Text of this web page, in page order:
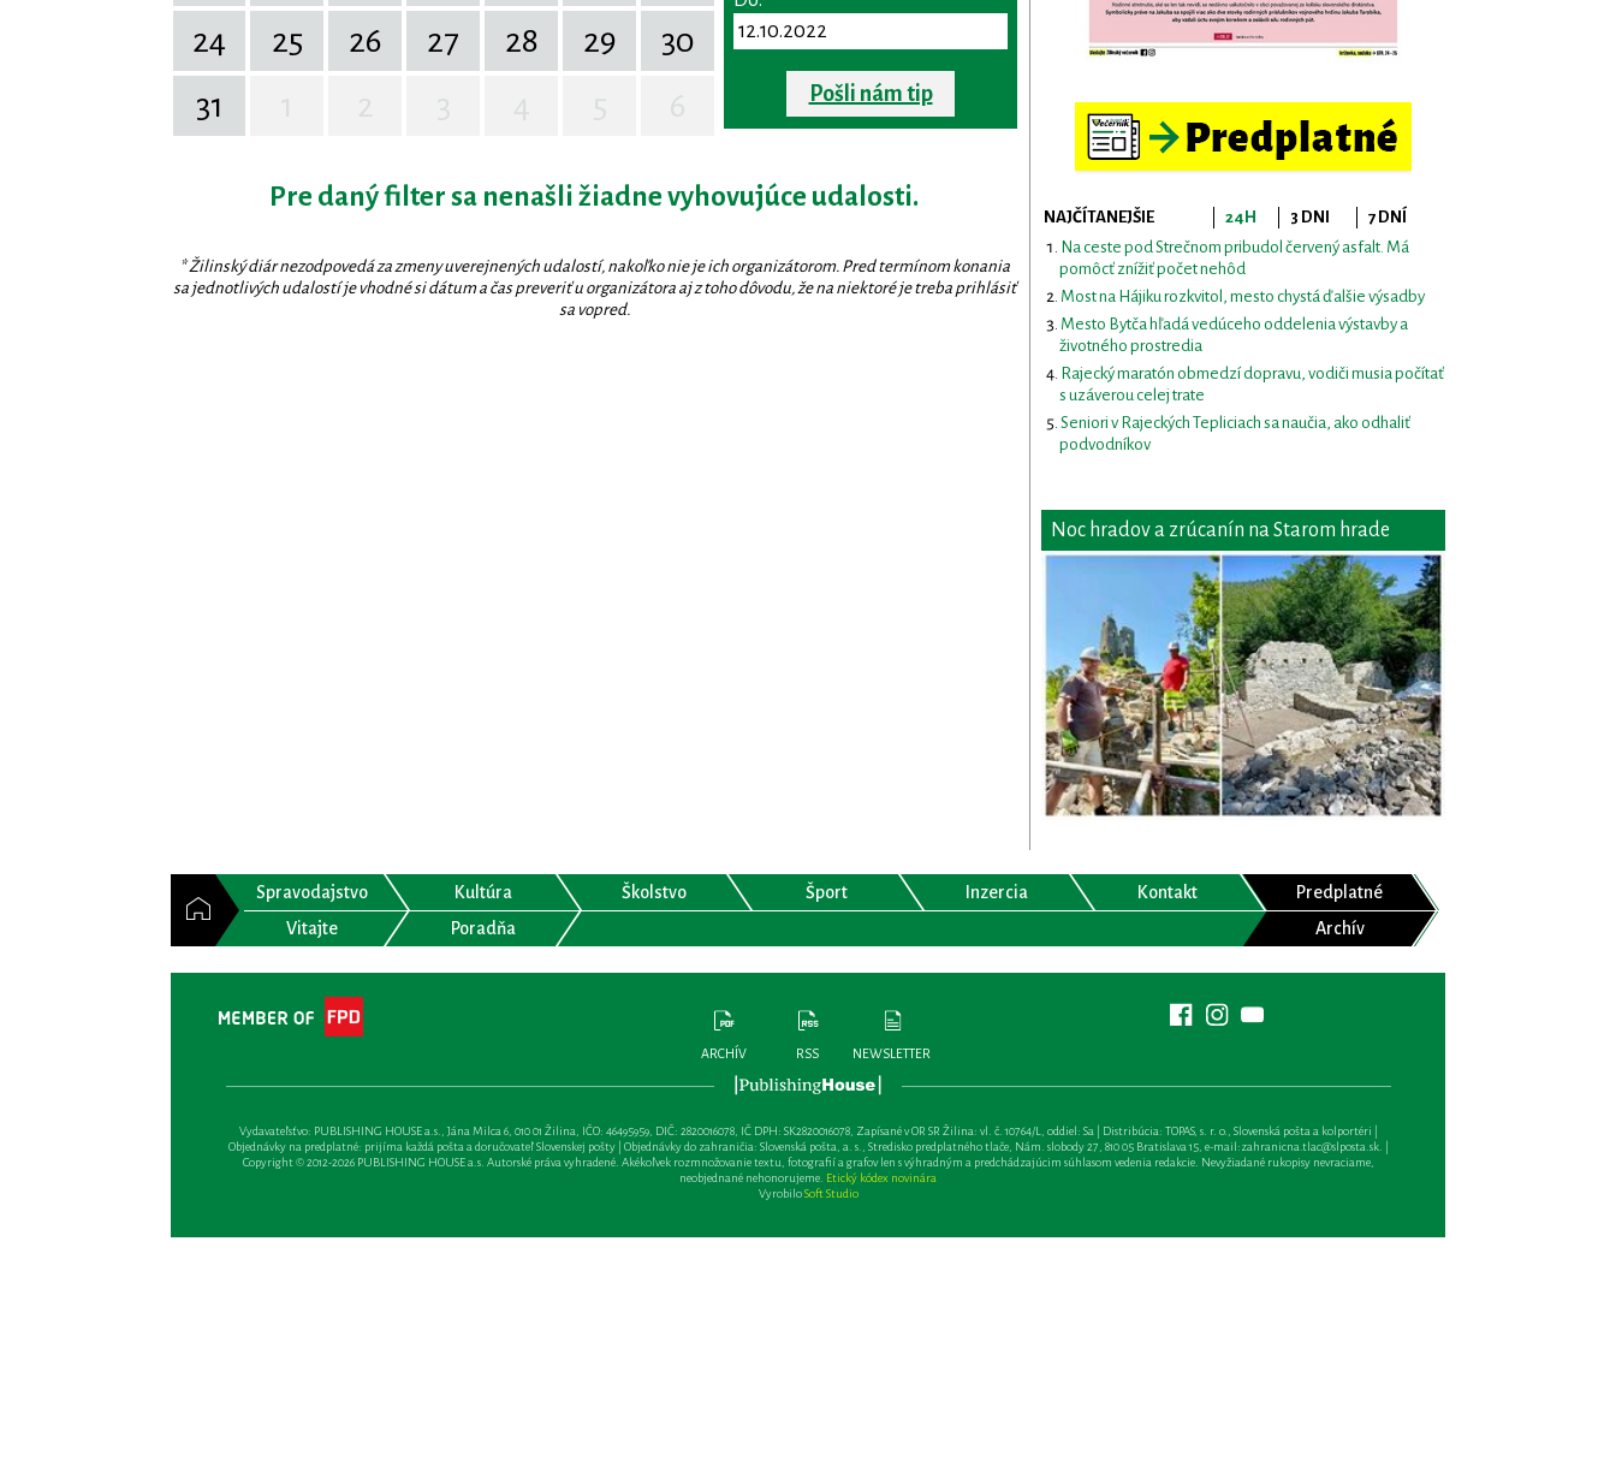
24
25 26 27 28 29
30
31
Pošli nám tip
Pre daný filter sa nenašli žiadne vyhovujúce udalosti.
* Žilinský diár nezodpovedá za zmeny uverejnených udalostí, nakoľko nie je ich organizátorom. Pred termínom konania
sa jednotlivých udalostí je vhodné si dátum a čas preveriť u organizátora aj z toho dôvodu, že na niektoré je treba prihlásiť
sa vopred.
NAJČÍTANEJŠIE 24H 3 DNI
7 DNÍ
Na ceste pod Strečnom pribudol červený asfalt. Má
pomôcť znížiť počet nehôd
Most na Hájiku rozkvitol, mesto chystá ďalšie výsadby
Mesto Bytča hľadá vedúceho oddelenia výstavby a
životného prostredia
Rajecký maratón obmedzí dopravu, vodiči musia počítať
s uzáverou celej trate
Seniori v Rajeckých Tepliciach sa naučia, ako odhaliť
podvodníkov
Noc hradov a zrúcanín na Starom hrade
Spravodajstvo Kultúra Školstvo Šport Inzercia Kontakt
Predplatné
Vitajte
Poradňa Archív
ARCHÍV RSS NEWSLETTER
Vydavateľsťvo: PUBLISHING HOUSE a.s., Jána Milca 6, 010 01 Žilina, IČO: 46495959, DIČ: 2820016078, IČ DPH: SK2820016078, Zapísané v OR SR Žilina: vl. č. 10764/L, oddiel: Sa | Distribúcia: TOPAS, s. r. o., Slovenská pošta a kolportéri |
Objednávky na predplatné: prijíma každá pošta a doručovateľ Slovenskej pošty | Objednávky do zahraničia: Slovenská pošta, a. s., Stredisko predplatného tlače, Nám. slobody 27, 810 05 Bratislava 15, e-mail:zahranicna.tlac@slposta.sk. |
Copyright © 2012-2026 PUBLISHING HOUSE a.s. Autorské práva vyhradené. Akékoľvek rozmnožovanie textu, fotografií a grafov len s výhradným a predchádzajúcim súhlasom vedenia redakcie. Nevyžiadané rukopisy nevraciame,
neobjednané nehonorujeme. Etický kódex novinára
VyrobiloSoft Studio